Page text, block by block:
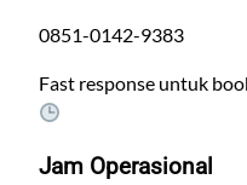
0851-0142-9383
Fast response untuk
Jam Operasional